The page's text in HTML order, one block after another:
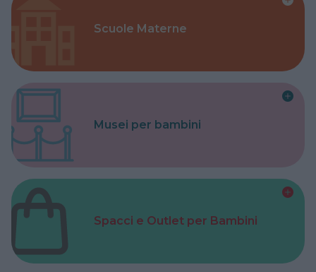
Scuole Materne
Musei per bambini
Spacci e Outlet per Bambini